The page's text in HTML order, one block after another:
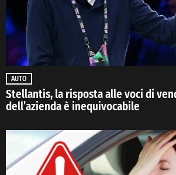
AUTO
Stellantis, la risposta alle voci di
dell’azienda è inequivocabile